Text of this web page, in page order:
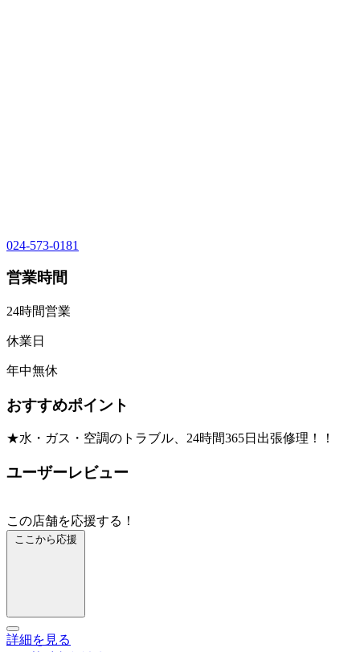
024-573-0181
営業時間
24時間営業
休業日
年中無休
おすすめポイント
★水・ガス・空調のトラブル、24時間365日出張修理！！
ユーザーレビュー
この店舗を応援する！
ここから応援
詳細を見る